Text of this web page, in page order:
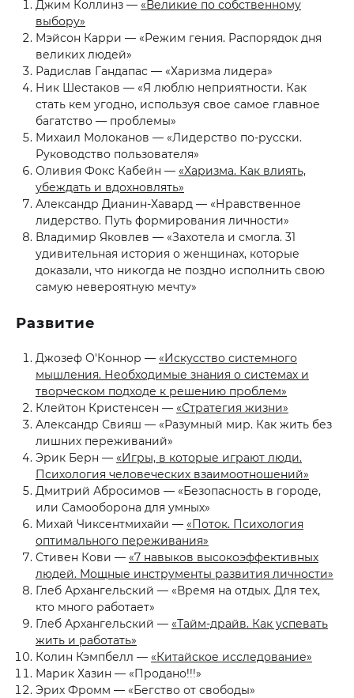
Джим Коллинз — «Великие по собственному
выбору»
Мэйсон Карри — «Режим гения. Распорядок дня
великих людей»
Радислав Гандапас — «Харизма лидера»
Ник Шестаков — «Я люблю неприятности. Как
стать кем угодно, используя свое самое главное
багатство — проблемы»
Михаил Молоканов — «Лидерство по-русски.
Руководство пользователя»
Оливия Фокс Кабейн — «Харизма. Как влиять,
убеждать и вдохновлять»
Александр Дианин-Хавард — «Нравственное
лидерство. Путь формирования личности»
Владимир Яковлев — «Захотела и смогла. 31
удивительная история о женщинах, которые
доказали, что никогда не поздно исполнить свою
самую невероятную мечту»
Развитие
Джозеф О'Коннор — «Искусство системного
мышления. Необходимые знания о системах и
творческом подходе к решению проблем»
Клейтон Кристенсен — «Стратегия жизни»
Александр Свияш — «Разумный мир. Как жить без
лишних переживаний»
Эрик Берн — «Игры, в которые играют люди.
Психология человеческих взаимоотношений»
Дмитрий Абросимов — «Безопасность в городе,
или Самооборона для умных»
Михай Чиксентмихайи — «Поток. Психология
оптимального переживания»
Стивен Кови — «7 навыков высокоэффективных
людей. Мощные инструменты развития личности»
Глеб Архангельский — «Время на отдых. Для тех,
кто много работает»
Глеб Архангельский — «Тайм-драйв. Как успевать
жить и работать»
Колин Кэмпбелл — «Китайское исследование»
Марик Хазин — «Продано!!!»
Эрих Фромм — «Бегство от свободы»